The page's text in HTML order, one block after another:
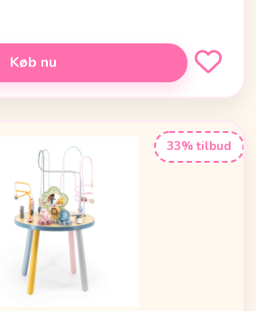
Køb nu
33% tilbud